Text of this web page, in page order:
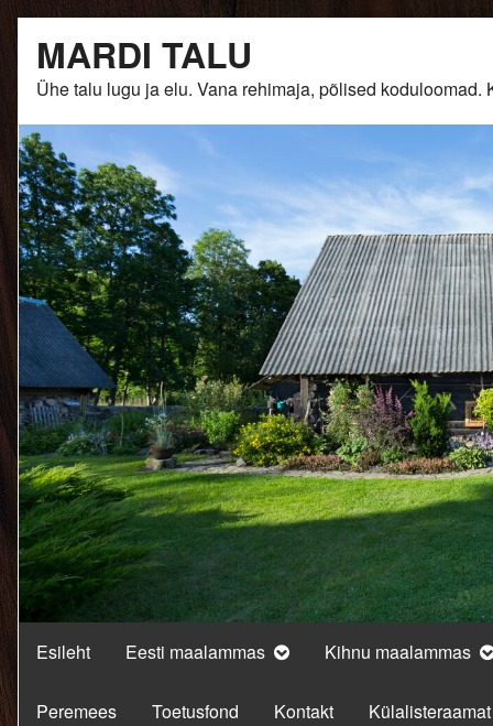
content
MARDI TALU
Ühe talu lugu ja elu. Vana rehimaja, põlised
Esileht Eesti maalammas Kihnu maalammas
Peremees Toetusfond Kontakt Külalisteraamat